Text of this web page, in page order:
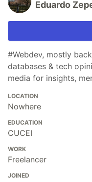
Eduardo
#Webdev, mostly
databases & tech
media for insights,
LOCATION
Nowhere
EDUCATION
CUCEI
WORK
Freelancer
JOINED